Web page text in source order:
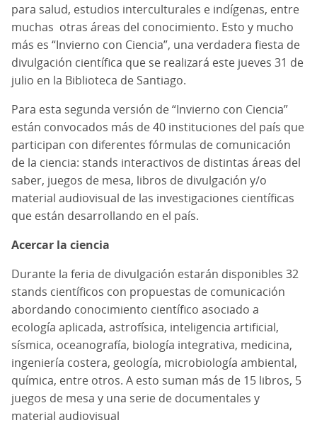
para salud, estudios interculturales e indígenas, entre
muchas otras áreas del conocimiento. Esto y mucho
más es “Invierno con Ciencia”, una verdadera fiesta de
divulgación científica que se realizará este jueves 31 de
julio en la Biblioteca de Santiago.
Para esta segunda versión de “Invierno con Ciencia”
están convocados más de 40 instituciones del país que
participan con diferentes fórmulas de comunicación
de la ciencia: stands interactivos de distintas áreas del
saber, juegos de mesa, libros de divulgación y/o
material audiovisual de las investigaciones científicas
que están desarrollando en el país.
Acercar la ciencia
Durante la feria de divulgación estarán disponibles 32
stands científicos con propuestas de comunicación
abordando conocimiento científico asociado a
ecología aplicada, astrofísica, inteligencia artificial,
sísmica, oceanografía, biología integrativa, medicina,
ingeniería costera, geología, microbiología ambiental,
química, entre otros. A esto suman más de 15 libros, 5
juegos de mesa y una serie de documentales y
material audiovisual